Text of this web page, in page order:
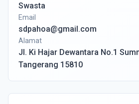
Swasta
Email
sdpahoa@gmail.com
Alamat
Jl. Ki Hajar Dewantara No.1
Tangerang 15810